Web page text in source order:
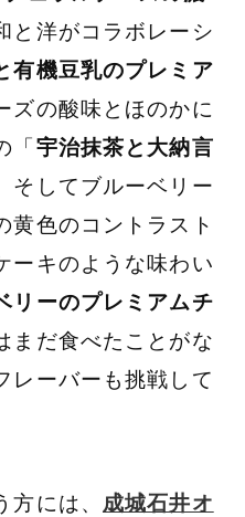
と洋がコラボレーシ
有機豆乳のプレミア
ズの酸味とほのかに
「宇治抹茶と大納言
そしてブルーベリー
黄色のコントラスト
ーキのような味わい
リーのプレミアムチ
まだ食べたことがな
レーバーも挑戦して
には、 成城石井オ